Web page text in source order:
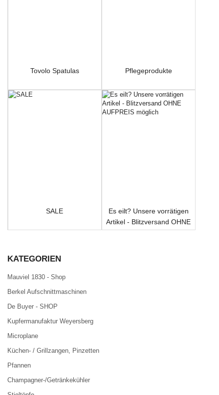
Tovolo Spatulas Pflegeprodukte
SALE
Es eilt? Unsere vorrätigen
Artikel - Blitzversand OHNE
AUFPREIS möglich
KATEGORIEN
Mauviel 1830 - Shop
Berkel Aufschnittmaschinen
De Buyer - SHOP
Kupfermanufaktur Weyersberg
Microplane
Küchen- / Grillzangen, Pinzetten
Pfannen
Champagner-/Getränkekühler